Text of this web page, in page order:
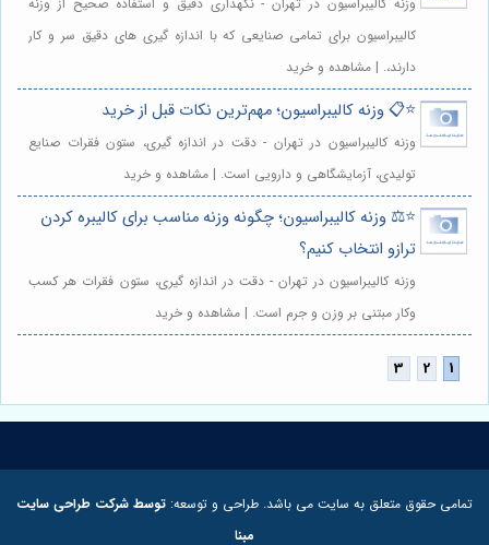
کالیبراسیون برای تمامی صنایعی که با اندازه گیری های دقیق سر و کار
دارند،. | مشاهده و خرید
⭐️📋 وزنه کالیبراسیون؛ مهم‌ترین نکات قبل از خرید
وزنه کالیبراسیون در تهران - دقت در اندازه گیری، ستون فقرات صنایع
تولیدی، آزمایشگاهی و دارویی است. | مشاهده و خرید
⭐️⚖️ وزنه کالیبراسیون؛ چگونه وزنه مناسب برای کالیبره کردن
ترازو انتخاب کنیم؟
وزنه کالیبراسیون در تهران - دقت در اندازه گیری، ستون فقرات هر کسب
وکار مبتنی بر وزن و جرم است. | مشاهده و خرید
تمامی حقوق متعلق به سایت می باشد. طراحی و توسعه: توسط شرکت طراحی سایت
مبنا